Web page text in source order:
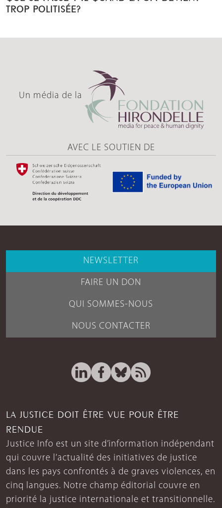
TROP POLITISÉE?
Un média de la
AVEC LE SOUTIEN DE
NEWSLETTER
FAIRE UN DON
QUI SOMMES-NOUS
NOUS CONTACTER
LA JUSTICE DOIT ÊTRE VUE POUR ÊTRE
RENDUE
Justice Info est un site d’information indépendant
qui couvre l’actualité des initiatives de justice
dans les pays confrontés à de graves violences, en
cinq langues. Notre champ éditorial couvre en
priorité la justice internationale et transitionnelle.